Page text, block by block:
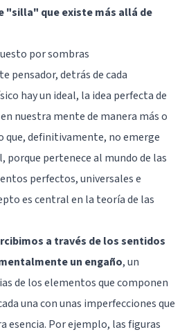
"silla" que existe más allá de
por sombras
pensador, detrás de cada
hay un ideal, la idea perfecta de
nuestra mente de manera más o
que, definitivamente, no emerge
porque pertenece al mundo de las
perfectos, universales e
es central en la teoría de las
a través de los sentidos
un engaño, un
de los elementos que componen
una con unas imperfecciones que
esencia. Por ejemplo, las figuras